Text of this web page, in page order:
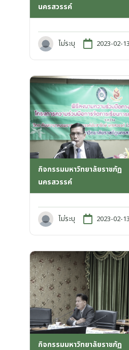
นครสวรรค์
ไม่ระบุ 2023-02-
กิจกรรมมหาวิทยาลัยราชภัฏ
นครสวรรค์
ไม่ระบุ 2023-02-
กิจกรรมมหาวิทยาลัยราชภัฏ